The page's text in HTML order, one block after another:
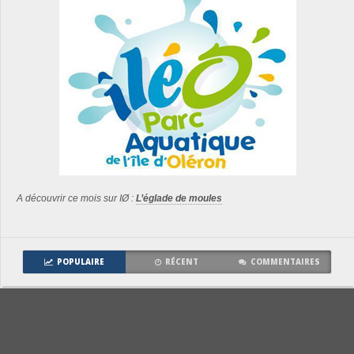
A découvrir ce mois sur IØ : L’églade de moules
POPULAIRE RÉCENT COMMENTAIRES